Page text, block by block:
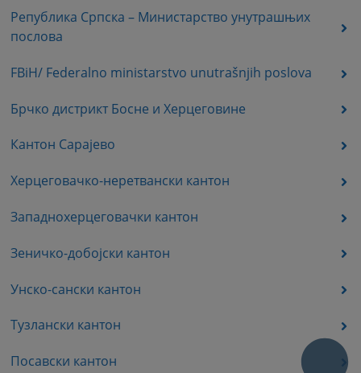
Република Српска – Министарство унутрашњих
послова
FBiH/ Federalno ministarstvo unutrašnjih poslova
Брчко дистрикт Босне и Херцеговине
Кантон Сарајево
Херцеговачко-неретвански кантон
Западнохерцеговачки кантон
Зеничко-добојски кантон
Унско-сански кантон
Тузлански кантон
Посавски кантон